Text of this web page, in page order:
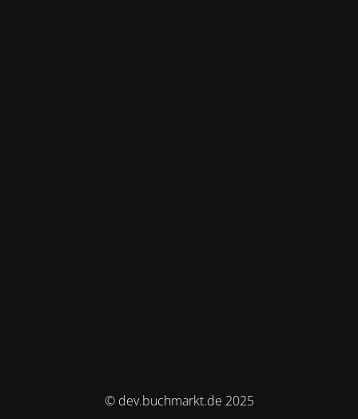
© dev.buchmarkt.de 2025